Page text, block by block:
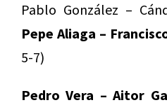
Pablo González –
Pepe Aliaga –
5-7)
Pedro Vera – Aitor